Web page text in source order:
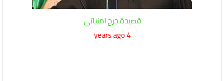
قصيدة جرح امنياتي
4 years ago